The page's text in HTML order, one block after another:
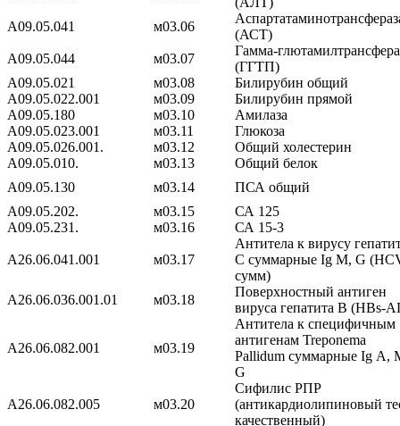
A09.05.041
м03.06
(АСТ)
A09.05.044
м03.07
Гамма-
(ГГТП)
A09.05.021
м03.08
Билирубин общий
A09.05.022.001
м03.09
Билирубин прямой
A09.05.180
м03.10
Амилаза
A09.05.023.001
м03.11
Глюкоза
A09.05.026.001.
м03.12
Общий холестерин
A09.05.010.
м03.13
Общий белок
A09.05.130
м03.14
ПСА общий
A09.05.202.
м03.15
СА 125
A09.05.231.
м03.16 СА 15-3
A26.06.041.001 м03.17
Антитела к вирусу
С суммарные Ig M, G
сумм)
A26.06.036.001.01
м03.18
Поверхностный антиген
вируса гепатита В (HBs-
A26.06.082.001 м03.19
Антитела к специфичным
антигенам Treponema
Pallidum суммарные Ig А,
G
A26.06.082.005 м03.20
Сифилис РПР
(антикардиолипиновый
качественный)